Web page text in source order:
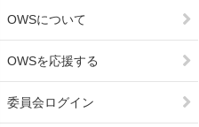
OWSについて
OWSを応援する
委員会ログイン